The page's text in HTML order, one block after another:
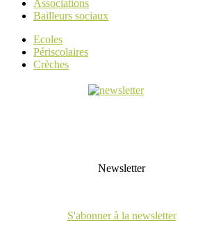
Associations
Bailleurs sociaux
Ecoles
Périscolaires
Crèches
Newsletter
S'abonner à la newsletter